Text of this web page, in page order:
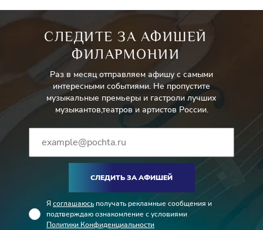
СЛЕДИТЕ ЗА АФИШЕЙ
ФИЛАРМОНИИ
Раз в месяц отправляем афишу с самыми
интересными событиями. Не пропустите
музыкальные премьеры и гастроли лучших
музыкантов,театров и артистов России.
СЛЕДИТЬ ЗА АФИШЕЙ
Я соглашаюсь получать рекламные сообщения и
подтверждаю ознакомление с условиями
Политики Конфиденциальности